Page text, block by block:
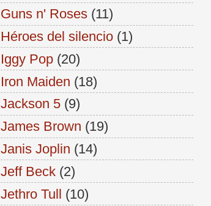
Guns n' Roses (11)
Héroes del silencio (1)
Iggy Pop (20)
Iron Maiden (18)
Jackson 5 (9)
James Brown (19)
Janis Joplin (14)
Jeff Beck (2)
Jethro Tull (10)